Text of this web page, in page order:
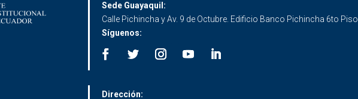
Sede Guayaquil:
Calle Pichincha y Av. 9 de Octubre. Edificio Banco Pichincha 6to Piso
Síguenos:
Dirección: